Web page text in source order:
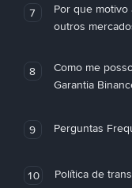
7
Por que motivo
outros
8
Como me
Garantia
9 Perguntas
10 Política de